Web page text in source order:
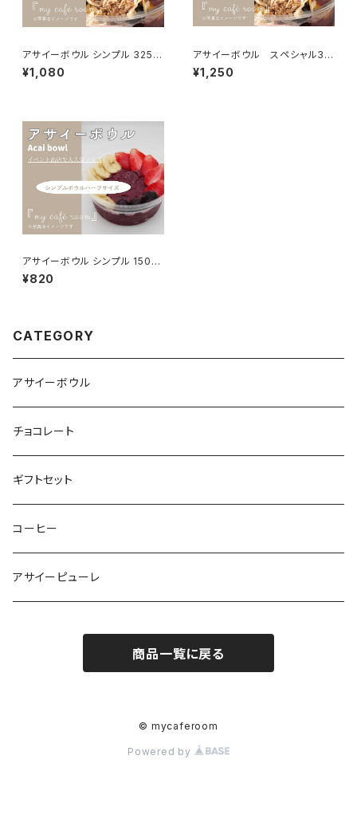
アサイーボウル シンプル 325g
（通常）
¥1,080
アサイーボウル スペシャル37
5g(通常)
¥1,250
アサイーボウル シンプル 150g
（ハーフ）
¥820
CATEGORY
アサイーボウル
チョコレート
ギフトセット
コーヒー
アサイーピューレ
商品一覧に戻る
© mycaferoom
Powered by